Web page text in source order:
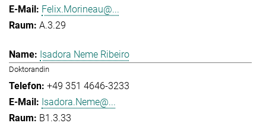
Felix.Morineau@...
A.3.29
Isadora Neme Ribeiro
Doktorandin
+49 351 4646-3233
Isadora.Neme@...
B1.3.33